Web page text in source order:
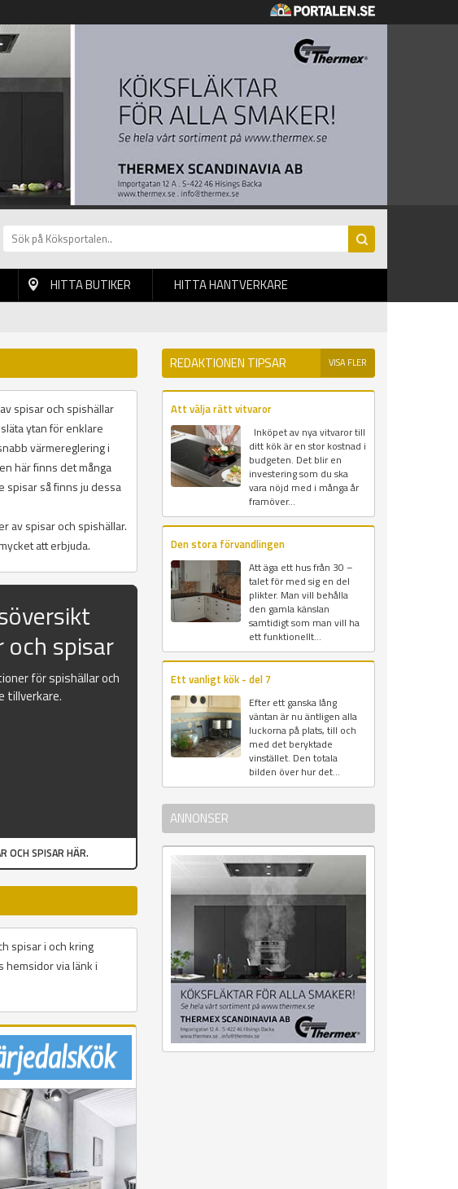
HITTA BUTIKER HITTA HANTVERKARE
spisar och spishällar
ytan för enklare
värmereglering i
här finns det många
spisar så finns ju dessa
av spisar och spishällar.
att erbjuda.
och spisar
för spishällar och
tillverkare.
OCH SPISAR HÄR.
spisar i och kring
hemsidor via länk i
REDAKTIONEN TIPSAR VISA FLER
Att välja rätt vitvaror
Inköpet av nya vitvaror till
ditt kök är en stor kostnad i
budgeten. Det blir en
investering som du ska
vara nöjd med i många år
framöver...
Den stora förvandlingen
Att äga ett hus från 30 –
talet för med sig en del
plikter. Man vill behålla
den gamla känslan
samtidigt som man vill ha
ett funktionellt...
Ett vanligt kök - del 7
Efter ett ganska lång
väntan är nu äntligen alla
luckorna på plats, till och
med det beryktade
vinstället. Den totala
bilden över hur det...
ANNONSER